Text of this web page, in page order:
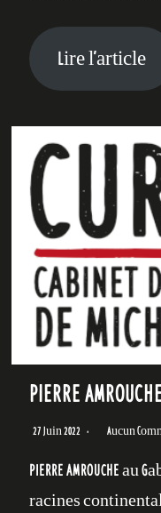
Lire l’article
PIERRE AMROUCHE
27 Juin 2022 Aucun
PIERRE AMROUCHE
racines